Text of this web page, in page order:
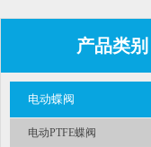
产品类别
电动蝶阀
电动PTFE蝶阀